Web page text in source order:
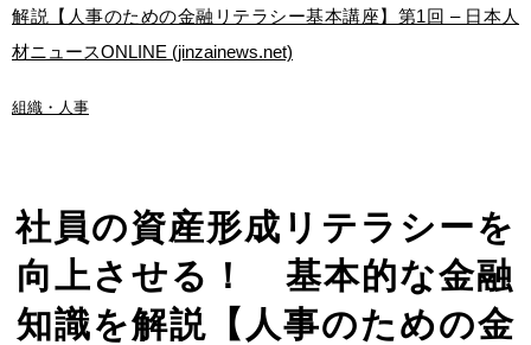
解説【人事のための金融リテラシー基本講座】第1回 – 日本人
材ニュースONLINE (jinzainews.net)
組織・人事
社員の資産形成リテラシーを
向上させる！ 基本的な金融
知識を解説【人事のための金